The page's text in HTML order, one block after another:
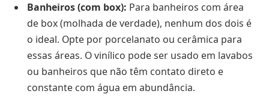
Banheiros (com box): Para banheiros com área
de box (molhada de verdade), nenhum dos dois é
o ideal. Opte por porcelanato ou cerâmica para
essas áreas. O vinílico pode ser usado em lavabos
ou banheiros que não têm contato direto e
constante com água em abundância.